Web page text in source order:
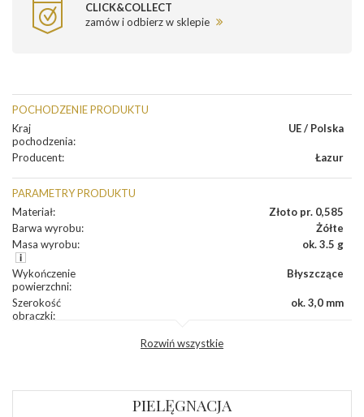
CLICK&COLLECT
zamów i odbierz w sklepie
POCHODZENIE PRODUKTU
Kraj
pochodzenia:
UE / Polska
Producent: Łazur
PARAMETRY PRODUKTU
Materiał:
Złoto pr. 0,585
Barwa wyrobu:
Żółte
Masa wyrobu: ok. 3.5 g
Wykończenie
powierzchni:
Błyszczące
Szerokość
obrączki:
ok. 3,0 mm
Rozwiń wszystkie
PIELĘGNACJA